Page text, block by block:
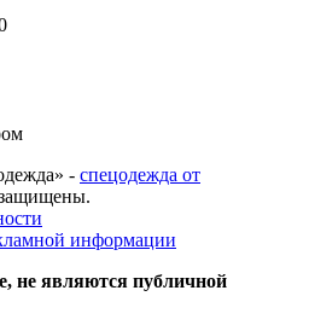
- спецодежда от
информации
не являются публичной